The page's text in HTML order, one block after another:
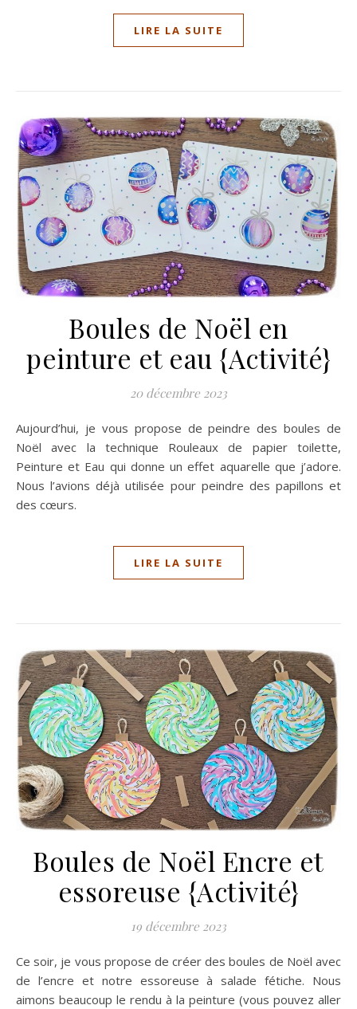
LIRE LA SUITE
Boules de Noël en
peinture et eau {Activité}
20 décembre 2023
Aujourd’hui, je vous propose de peindre des boules de
Noël avec la technique Rouleaux de papier toilette,
Peinture et Eau qui donne un effet aquarelle que j’adore.
Nous l’avions déjà utilisée pour peindre des papillons et
des cœurs.
LIRE LA SUITE
Boules de Noël Encre et
essoreuse {Activité}
19 décembre 2023
Ce soir, je vous propose de créer des boules de Noël avec
de l’encre et notre essoreuse à salade fétiche. Nous
aimons beaucoup le rendu à la peinture (vous pouvez aller